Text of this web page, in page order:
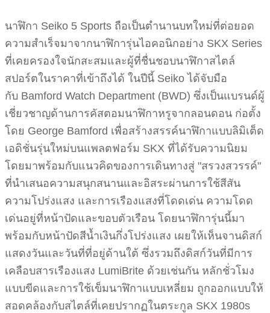
นาฬิกา Seiko 5 Sports ถือเป็นตำนานบทใหม่ที่ต่อยอด
ความสำเร็จมาจากนาฬิการุ่นไอคอนิกอย่าง SKX Series
ที่เคยครองใจนักสะสมและผู้ที่ชื่นชอบนาฬิกาสไตล์
สปอร์ตในราคาที่เข้าถึงได้ ในปีนี้ Seiko ได้จับมือ
กับ Bamford Watch Department (BWD) ซึ่งเป็นแบรนด์ผู้
เชี่ยวชาญด้านการคัสตอมนาฬิกาหรูจากลอนดอน ก่อตั้ง
โดย George Bamford เพื่อสร้างสรรค์นาฬิกาแบบลิมิเต็ด
เอดิชั่นรุ่นใหม่บนแพลตฟอร์ม SKX ที่ได้รับความนิยม
โดยมาพร้อมกับแนวคิดของการเดินทางสู่ "สรวงสวรรค์"
ที่นำเสนอความสนุกสนานและอิสระผ่านการใช้สีสัน
ความโปร่งแสง และการเรืองแสงที่โดดเด่น ความโดด
เด่นอยู่ที่หน้าปัดและขอบตัวเรือน โดยนาฬิการุ่นนี้มา
พร้อมกับหน้าปัดสีน้ำเงินกึ่งโปร่งแสง เผยให้เห็นจานดิสก์
แสดงวันและวันที่ที่อยู่ด้านใต้ ซึ่งรวมถึงดิสก์วันที่มีการ
เคลือบสารเรืองแสง LumiBrite ด้วยเช่นกัน หลักชั่วโมง
แบบขีดและการใช้เข็มนาฬิกาแบบเหลี่ยม ถูกออกแบบให้
สอดคล้องกับสไตล์ที่เคยปรากฏในตระกูล SKX 1980s